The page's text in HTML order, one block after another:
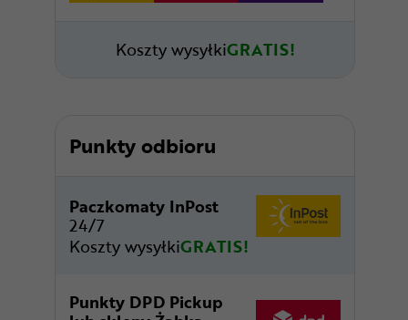
Koszty wysyłkiGRATIS!
Punkty odbioru
Paczkomaty InPost
24/7
Koszty wysyłkiGRATIS!
Punkty DPD Pickup